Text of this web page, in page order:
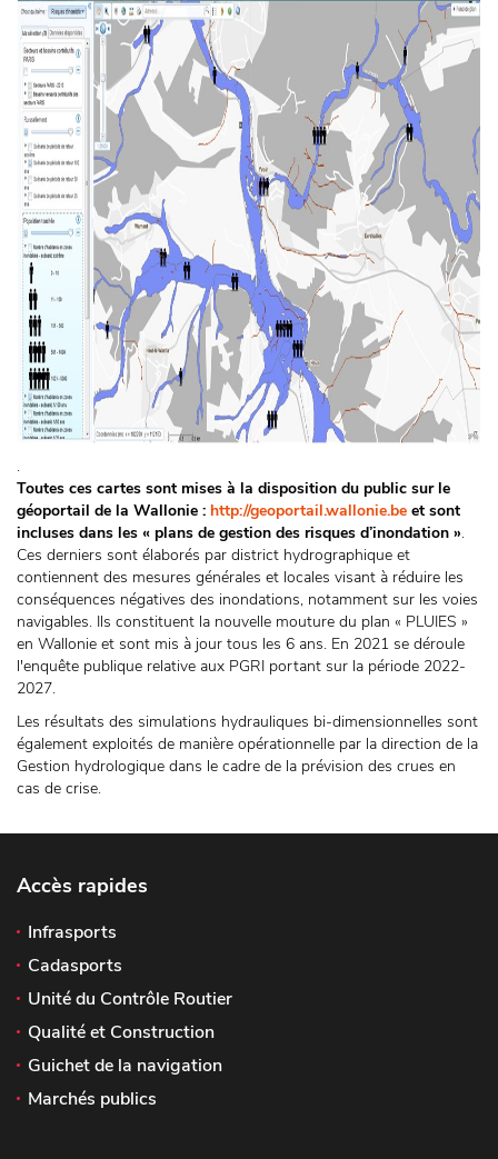
.
Toutes ces cartes sont mises à la disposition du public sur le
géoportail de la Wallonie : http://geoportail.wallonie.be et sont
incluses dans les « plans de gestion des risques d’inondation ».
Ces derniers sont élaborés par district hydrographique et
contiennent des mesures générales et locales visant à réduire les
conséquences négatives des inondations, notamment sur les voies
navigables. Ils constituent la nouvelle mouture du plan « PLUIES »
en Wallonie et sont mis à jour tous les 6 ans. En 2021 se déroule
l'enquête publique relative aux PGRI portant sur la période 2022-
2027.
Les résultats des simulations hydrauliques bi-dimensionnelles sont
également exploités de manière opérationnelle par la direction de la
Gestion hydrologique dans le cadre de la prévision des crues en
cas de crise.
Accès rapides
Infrasports
Cadasports
Unité du Contrôle Routier
Qualité et Construction
Guichet de la navigation
Marchés publics